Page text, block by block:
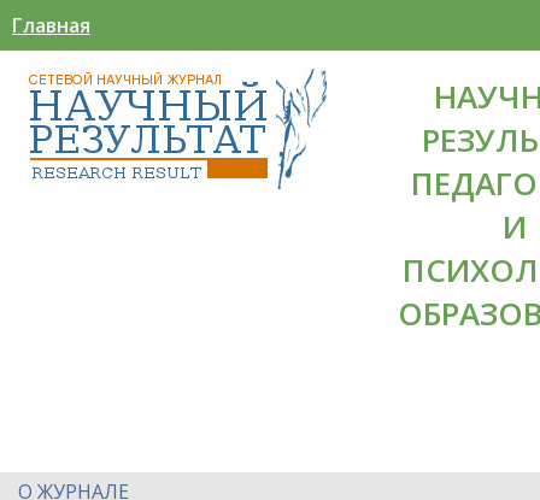
Главная
И
О ЖУРНАЛЕ